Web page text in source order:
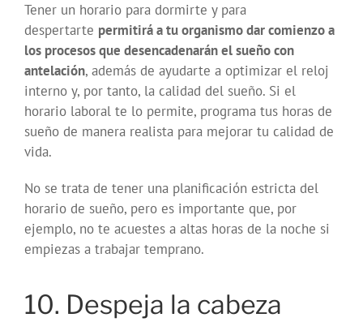
Tener un horario para dormirte y para
despertarte permitirá a tu organismo dar comienzo a
los procesos que desencadenarán el sueño con
antelación, además de ayudarte a optimizar el reloj
interno y, por tanto, la calidad del sueño. Si el
horario laboral te lo permite, programa tus horas de
sueño de manera realista para mejorar tu calidad de
vida.
No se trata de tener una planificación estricta del
horario de sueño, pero es importante que, por
ejemplo, no te acuestes a altas horas de la noche si
empiezas a trabajar temprano.
10. Despeja la cabeza